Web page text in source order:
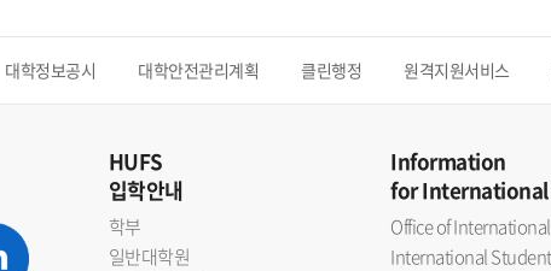
대학정보공시 대학안전관리계획 클린행정 원격지원서비스
HUFS
입학안내
학부
일반대학원
Information
for
Office of
International